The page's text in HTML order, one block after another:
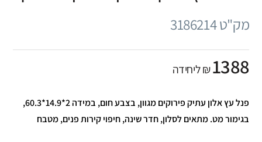
מק"ט 3186214
1388₪ ליחידה
פנל עץ אלון עתיק פירוקים מגוון, בצבע חום, במידה 2*14.9*60.3,
בגימור מט. מתאים לסלון, חדר שינה, חיפוי קירות פנים, מטבח